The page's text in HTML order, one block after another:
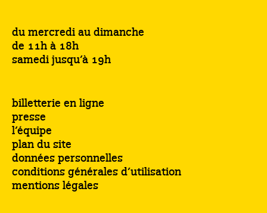
du mercredi au dimanche
de 11h à 18h
samedi jusqu’à 19h
billetterie en ligne
presse
l’équipe
plan du site
données personnelles
conditions générales d’utilisation
mentions légales